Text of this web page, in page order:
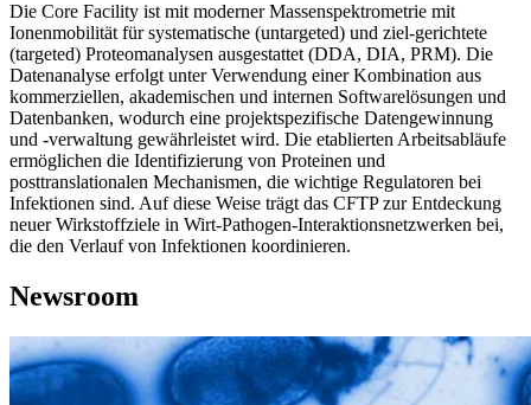
Die Core Facility ist mit moderner Massenspektrometrie mit
Ionenmobilität für systematische (untargeted) und ziel-gerichtete
(targeted) Proteomanalysen ausgestattet (DDA, DIA, PRM). Die
Datenanalyse erfolgt unter Verwendung einer Kombination aus
kommerziellen, akademischen und internen Softwarelösungen und
Datenbanken, wodurch eine projektspezifische Datengewinnung
und -verwaltung gewährleistet wird. Die etablierten Arbeitsabläufe
ermöglichen die Identifizierung von Proteinen und
posttranslationalen Mechanismen, die wichtige Regulatoren bei
Infektionen sind. Auf diese Weise trägt das CFTP zur Entdeckung
neuer Wirkstoffziele in Wirt-Pathogen-Interaktionsnetzwerken bei,
die den Verlauf von Infektionen koordinieren.
Newsroom